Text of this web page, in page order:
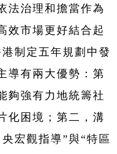
法治理和擔當作為
效市場更好結合起
制定五年規劃中發
導有兩大優勢：第
夠強有力地統籌社
化困境；第二，溝
宏觀指導”與“特區